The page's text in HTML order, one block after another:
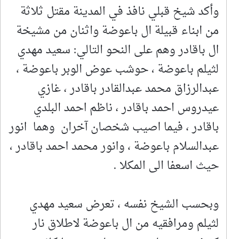
وأكد شيخ قبلي نافذ في المدينة مقتل ثلاثة
من ابناء قبيلة ال باعوضة واثنان من مشيخة
ال باقادر وهم على النحو التالي: سعيد مهدي
لثيلم باعوضة ، حوشب عوض الوبر باعوضة ،
عبدالرزاق محمد عبدالقادر باقادر ، غازي
عيدروس احمد باقادر ، ناظم احمد البلدي
باقادر ، فيما اصيب شخصان آخران وهما انور
عبدالسلام باعوضة ، وانور محمد احمد باقادر ،
حيث اسعفا الى المكلا .
وبحسب الشيخ نفسه ، تعرض سعيد مهدي
لثيلم ومرافقيه من ال باعوضة لاطلاق نار